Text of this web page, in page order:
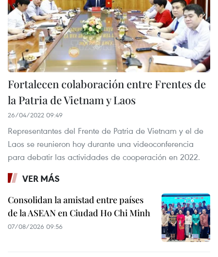
Fortalecen colaboración entre Frentes de
la Patria de Vietnam y Laos
26/04/2022 09:49
Representantes del Frente de Patria de Vietnam y el de
Laos se reunieron hoy durante una videoconferencia
para debatir las actividades de cooperación en 2022.
VER MÁS
Consolidan la amistad entre países
de la ASEAN en Ciudad Ho Chi Minh
07/08/2026 09:56